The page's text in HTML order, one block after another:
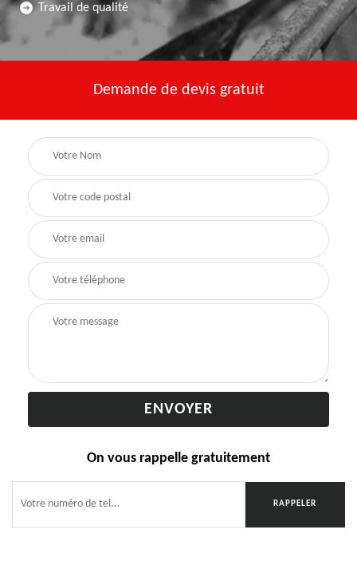
Travail de qualité
Demande de devis gratuit
On vous rappelle gratuitement